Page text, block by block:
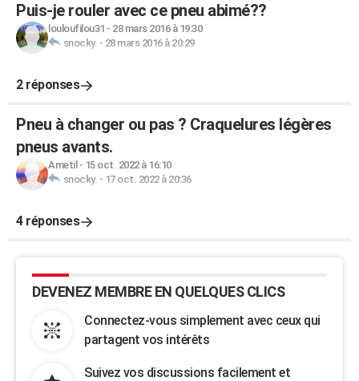
Puis-je rouler avec ce pneu abimé??
louloufilou31 - 28 mars 2016 à 19:30
snocky. - 28 mars 2016 à 20:29
2 réponses
Pneu à changer ou pas ? Craquelures légères
pneus avants.
Ametil - 15 oct. 2022 à 16:10
snocky. - 17 oct. 2022 à 20:36
4 réponses
DEVENEZ MEMBRE EN QUELQUES CLICS
Connectez-vous simplement avec ceux qui
partagent vos intérêts
Suivez vos discussions facilement et